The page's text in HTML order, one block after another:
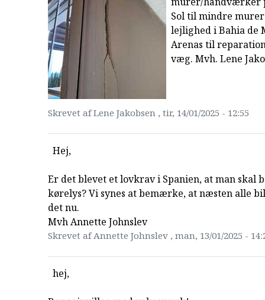
Sol til mindre
lejlighed i Bahia de
Arenas til
væg. Mvh. Lene
Skrevet af Lene Jakobsen , tir, 14/01/2025 - 12:55
Hej,
Er det blevet et lovkrav i Spanien, at man skal
kørelys? Vi synes at bemærke, at næsten alle
det nu.
Mvh Annette Johnslev
Skrevet af Annette Johnslev , man, 13/01/2025 -
hej,